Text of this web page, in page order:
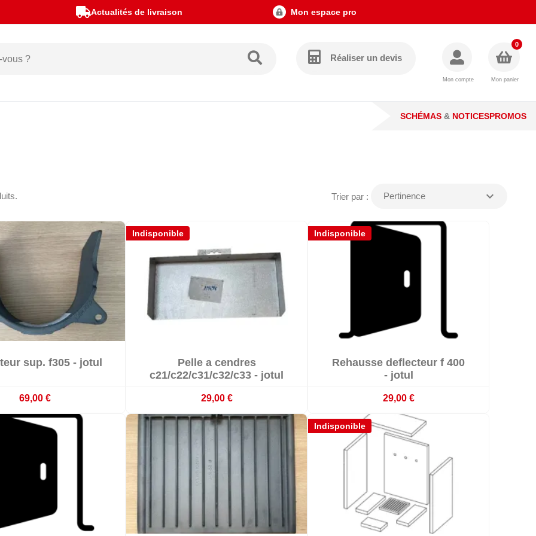
Actualités de livraison Mon espace pro
Réaliser un devis
Mon compte Mon panier
0
SCHÉMAS & NOTICESPROMOS
Trier par : Pertinence expand_more
articles en stock
sup. f305 - jotul
69,00 €
Indisponible
Indisponible
Pelle a cendres
c21/c22/c31/c32/c33 - jotul
29,00 €
Indisponible
 Indisponible
Rehausse deflecteur f 400
- jotul
29,00 €
Indisponible